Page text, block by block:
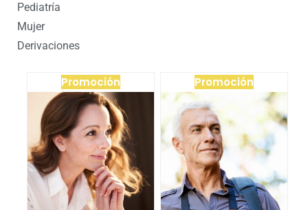
Pediatría
Mujer
Derivaciones
Promoción Promoción